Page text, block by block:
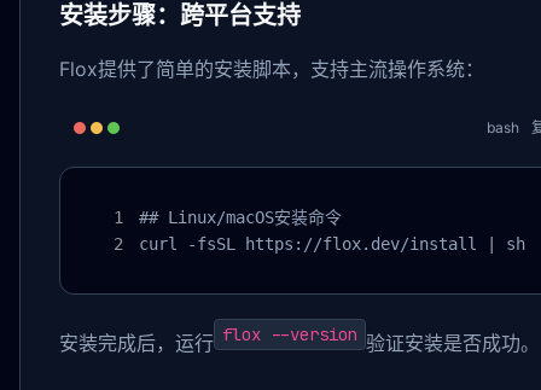
安装步骤：跨平台支持
Flox提供了简单的安装脚本，支持主流操作系统：
bash
## Linux/macOS安装命令
curl -fsSL https://flox.dev/install | sh
安装完成后，运行 flox --version 验证安装是否成功。